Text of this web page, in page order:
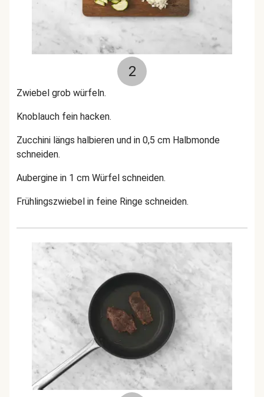
2
Zwiebel grob würfeln.
Knoblauch fein hacken.
Zucchini längs halbieren und in 0,5 cm Halbmonde
schneiden.
Aubergine in 1 cm Würfel schneiden.
Frühlingszwiebel in feine Ringe schneiden.